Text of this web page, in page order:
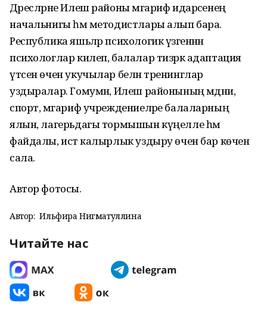
Дәресләрне Илеш районы мәгариф идарәсенең
начальнигы һәм методистлары алып бара.
Республика яшьләр психологик үзәгеннән
психологлар килеп, балалар тизрәк адаптация
үтсен өчен укучылар белән тренинглар
уздыралар. Гомумән, Илеш районының мәдәни,
спорт, мәгариф учреждениеләре балаларның
ялын, лагерьдагы тормышын күңелле һәм
файдалы, истә калырлык уздыру өчен бар көчен
сала.
Автор фотосы.
Автор: Ильфира Нигматуллина
Читайте нас